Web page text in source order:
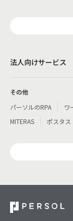
法人向けサービス
その他
パーソルのRPA
ワ
MITERAS
ポスタス